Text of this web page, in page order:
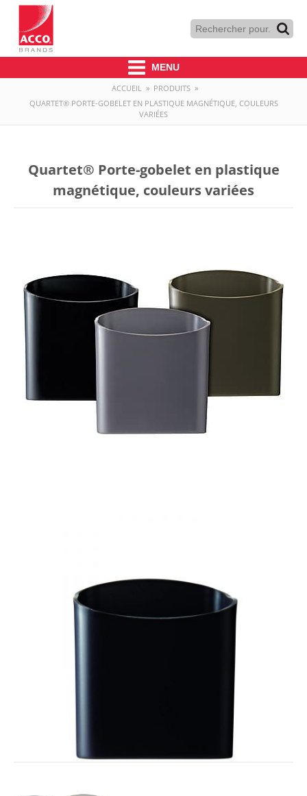
MENU
ACCUEIL » PRODUITS »
QUARTET® PORTE-GOBELET EN PLASTIQUE MAGNÉTIQUE, COULEURS
VARIÉES
Quartet® Porte-gobelet en plastique
magnétique, couleurs variées